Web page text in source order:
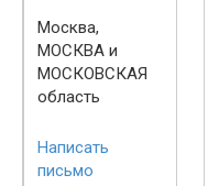
Москва,
МОСКВА и
МОСКОВСКАЯ
область
Написать
письмо